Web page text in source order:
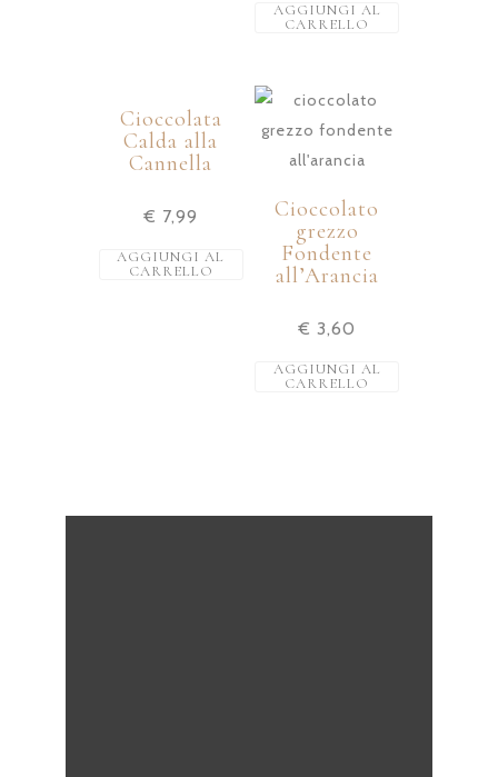
AGGIUNGI AL
CARRELLO
Cioccolata
Calda alla
Cannella
€ 7,99
AGGIUNGI AL
CARRELLO
Cioccolato
grezzo
Fondente
all’Arancia
€ 3,60
AGGIUNGI AL
CARRELLO